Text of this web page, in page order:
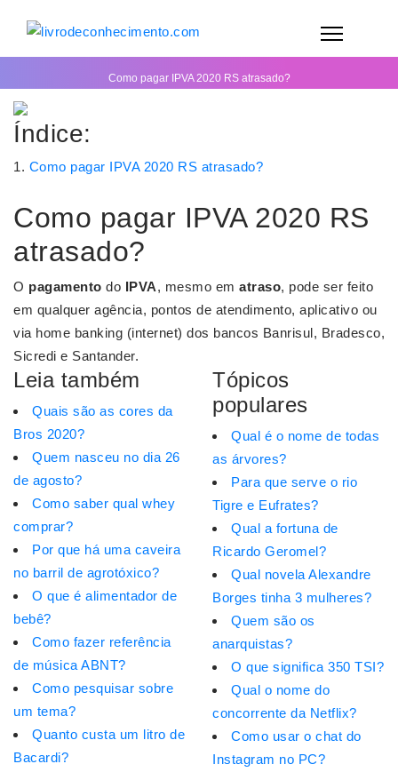
Como pagar IPVA 2020 RS atrasado?
Índice:
Como pagar IPVA 2020 RS atrasado?
Como pagar IPVA 2020 RS
atrasado?
O pagamento do IPVA, mesmo em atraso, pode ser feito
em qualquer agência, pontos de atendimento, aplicativo ou
via home banking (internet) dos bancos Banrisul, Bradesco,
Sicredi e Santander.
Leia também
Quais são as cores da
Bros 2020?
Quem nasceu no dia 26
de agosto?
Como saber qual whey
comprar?
Por que há uma caveira
no barril de agrotóxico?
O que é alimentador de
bebê?
Como fazer referência
de música ABNT?
Como pesquisar sobre
um tema?
Quanto custa um litro de
Bacardi?
Tópicos
populares
Qual é o nome de todas
as árvores?
Para que serve o rio
Tigre e Eufrates?
Qual a fortuna de
Ricardo Geromel?
Qual novela Alexandre
Borges tinha 3 mulheres?
Quem são os
anarquistas?
O que significa 350 TSI?
Qual o nome do
concorrente da Netflix?
Como usar o chat do
Instagram no PC?